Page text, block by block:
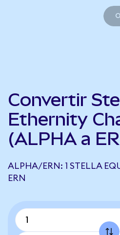
Convertir
Ethernity
(ALPHA a
ALPHA/ERN: 1 STELLA
ERN